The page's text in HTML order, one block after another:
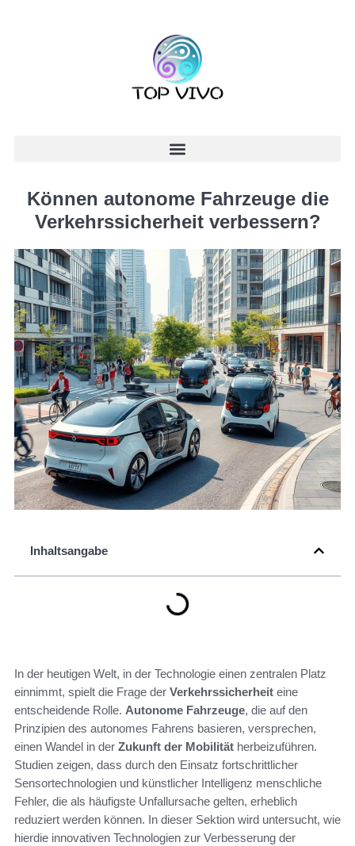
Können autonome Fahrzeuge die
Verkehrssicherheit verbessern?
Inhaltsangabe
In der heutigen Welt, in der Technologie einen zentralen Platz
einnimmt, spielt die Frage der Verkehrssicherheit eine
entscheidende Rolle. Autonome Fahrzeuge, die auf den
Prinzipien des autonomes Fahrens basieren, versprechen,
einen Wandel in der Zukunft der Mobilität herbeizuführen.
Studien zeigen, dass durch den Einsatz fortschrittlicher
Sensortechnologien und künstlicher Intelligenz menschliche
Fehler, die als häufigste Unfallursache gelten, erheblich
reduziert werden können. In dieser Sektion wird untersucht, wie
hierdie innovativen Technologien zur Verbesserung der